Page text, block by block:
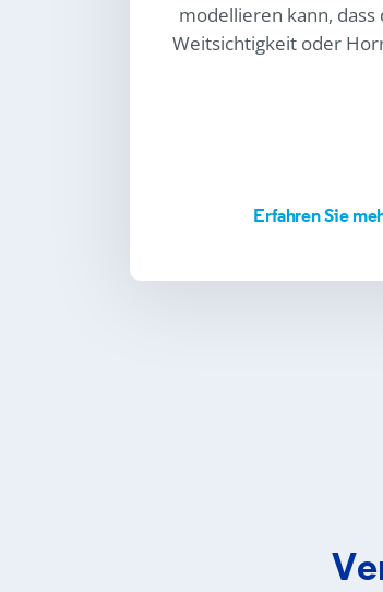
modellieren kann,
Weitsichtigkeit oder
Erfahren Sie